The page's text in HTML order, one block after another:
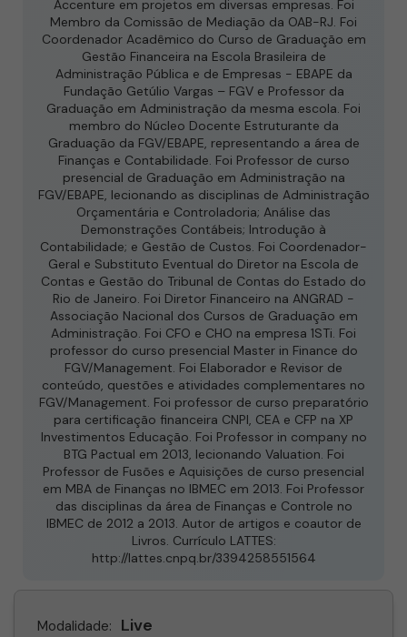
Accenture em projetos em diversas empresas. Foi
Membro da Comissão de Mediação da OAB-RJ. Foi
Coordenador Acadêmico do Curso de Graduação em
Gestão Financeira na Escola Brasileira de
Administração Pública e de Empresas - EBAPE da
Fundação Getúlio Vargas – FGV e Professor da
Graduação em Administração da mesma escola. Foi
membro do Núcleo Docente Estruturante da
Graduação da FGV/EBAPE, representando a área de
Finanças e Contabilidade. Foi Professor de curso
presencial de Graduação em Administração na
FGV/EBAPE, lecionando as disciplinas de Administração
Orçamentária e Controladoria; Análise das
Demonstrações Contábeis; Introdução à
Contabilidade; e Gestão de Custos. Foi Coordenador-
Geral e Substituto Eventual do Diretor na Escola de
Contas e Gestão do Tribunal de Contas do Estado do
Rio de Janeiro. Foi Diretor Financeiro na ANGRAD -
Associação Nacional dos Cursos de Graduação em
Administração. Foi CFO e CHO na empresa 1STi. Foi
professor do curso presencial Master in Finance do
FGV/Management. Foi Elaborador e Revisor de
conteúdo, questões e atividades complementares no
FGV/Management. Foi professor de curso preparatório
para certificação financeira CNPI, CEA e CFP na XP
Investimentos Educação. Foi Professor in company no
BTG Pactual em 2013, lecionando Valuation. Foi
Professor de Fusões e Aquisições de curso presencial
em MBA de Finanças no IBMEC em 2013. Foi Professor
das disciplinas da área de Finanças e Controle no
IBMEC de 2012 a 2013. Autor de artigos e coautor de
Livros. Currículo LATTES:
http://lattes.cnpq.br/3394258551564
Modalidade: Live